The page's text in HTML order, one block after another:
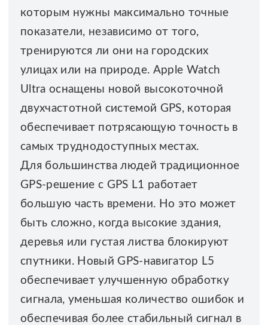
которым нужны максимально точные
показатели, независимо от того,
тренируются ли они на городских
улицах или на природе. Apple Watch
Ultra оснащены новой высокоточной
двухчастотной системой GPS, которая
обеспечивает потрясающую точность в
самых труднодоступных местах.
Для большинства людей традиционное
GPS-решение с GPS L1 работает
большую часть времени. Но это может
быть сложно, когда высокие здания,
деревья или густая листва блокируют
спутники. Новый GPS-навигатор L5
обеспечивает улучшенную обработку
сигнала, уменьшая количество ошибок и
обеспечивая более стабильный сигнал в